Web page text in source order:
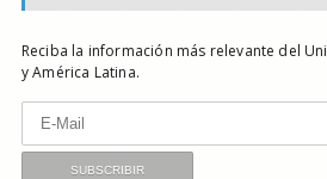
Reciba la información más relevante del
y América Latina.